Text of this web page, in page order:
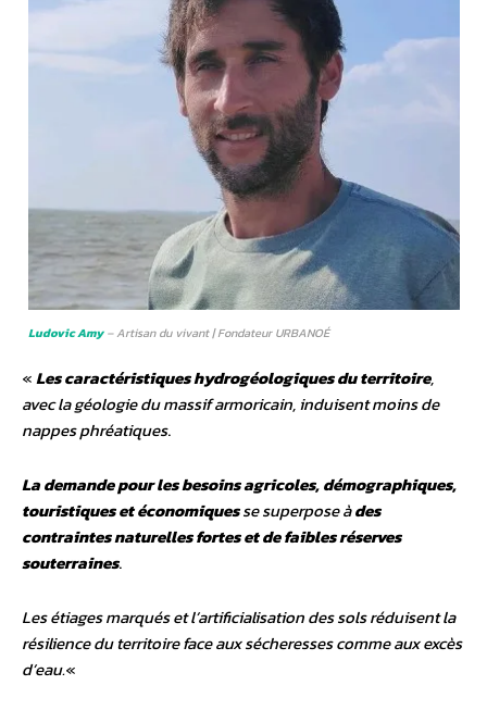
Ludovic Amy– Artisan du vivant | Fondateur URBANOÉ
«Les caractéristiques hydrogéologiques du territoire,
avec la géologie du massif armoricain, induisent moins de
nappes phréatiques.
La demande pour les besoins agricoles, démographiques,
touristiques et économiquesse superpose àdes
contraintes naturelles fortes et de faibles réserves
souterraines.
Les étiages marqués et l’artificialisation des sols réduisent la
résilience du territoire face aux sécheresses comme aux excès
d’eau.«